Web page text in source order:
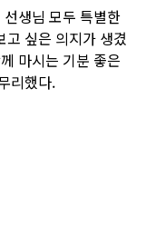
생님 모두 특별한
싶은 의지가 생겼
마시는 기분 좋은
리했다.